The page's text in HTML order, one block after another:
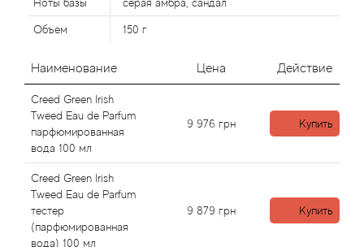
Объем 150 г
Наименование Цена Действие
Creed Green Irish
Tweed Eau de Parfum
парфюмированная
вода 100 мл
9 976 грн Купить
Creed Green Irish
Tweed Eau de Parfum
тестер
(парфюмированная
вода) 100 мл
9 879 грн Купить
Alyson Oldoini
American Crew
Amouage
Amouroud
Andre L'Arom